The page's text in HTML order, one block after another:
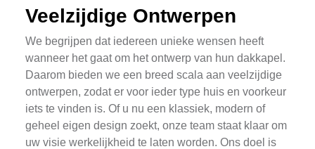
Veelzijdige Ontwerpen
We begrijpen dat iedereen unieke wensen heeft
wanneer het gaat om het ontwerp van hun dakkapel.
Daarom bieden we een breed scala aan veelzijdige
ontwerpen, zodat er voor ieder type huis en voorkeur
iets te vinden is. Of u nu een klassiek, modern of
geheel eigen design zoekt, onze team staat klaar om
uw visie werkelijkheid te laten worden. Ons doel is